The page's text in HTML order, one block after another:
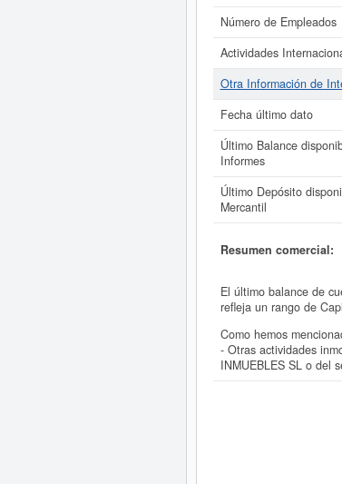
Número de Empleados
Actividades
Otra Información de
Fecha último dato
Último Balance
Informes
Último Depósito
Mercantil
Resumen comercial:
El último balance de
refleja un rango de
Como hemos
- Otras actividades
INMUEBLES SL o del